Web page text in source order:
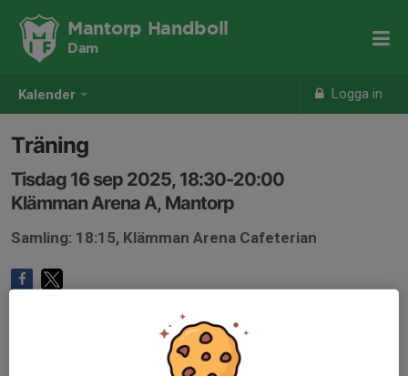
Kalender Logga in
Mantorp Handboll
Dam
Träning
Tisdag 16 sep 2025, 18:30-20:00
Klämman Arena A, Mantorp
Samling: 18:15, Klämman Arena Cafeterian